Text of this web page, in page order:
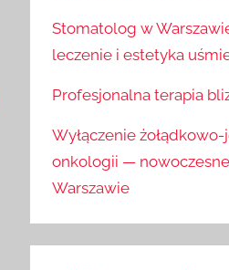
Stomatolog w
leczenie i estetyka
Profesjonalna terapia
Wyłączenie
onkologii —
Warszawie